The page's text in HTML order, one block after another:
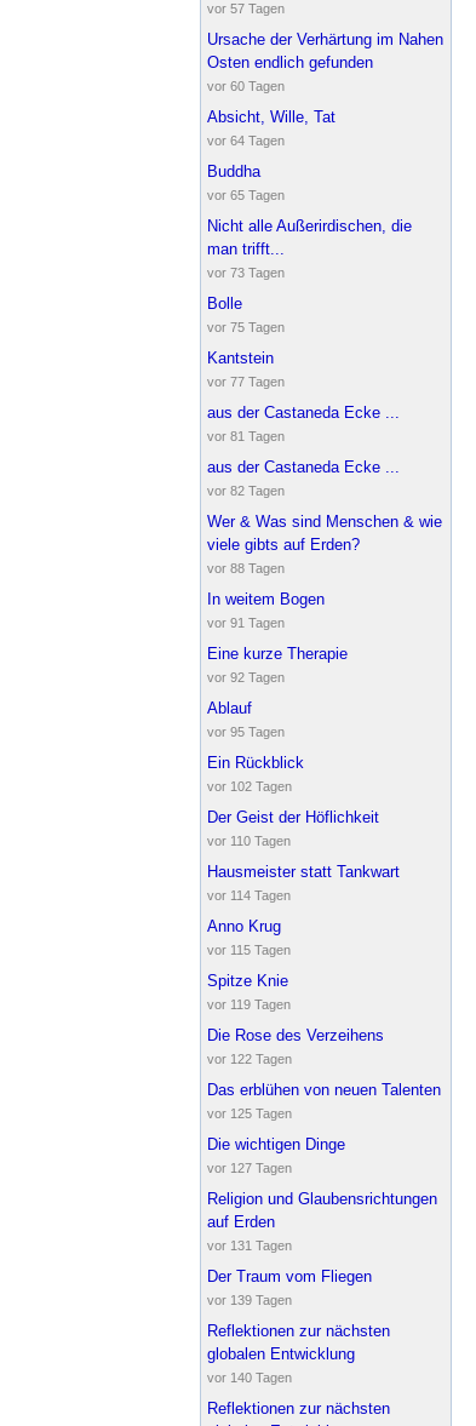
vor 57 Tagen
Ursache der Verhärtung im Nahen
Osten endlich gefunden
vor 60 Tagen
Absicht, Wille, Tat
vor 64 Tagen
Buddha
vor 65 Tagen
Nicht alle Außerirdischen, die
man trifft...
vor 73 Tagen
Bolle
vor 75 Tagen
Kantstein
vor 77 Tagen
aus der Castaneda Ecke ...
vor 81 Tagen
aus der Castaneda Ecke ...
vor 82 Tagen
Wer & Was sind Menschen & wie
viele gibts auf Erden?
vor 88 Tagen
In weitem Bogen
vor 91 Tagen
Eine kurze Therapie
vor 92 Tagen
Ablauf
vor 95 Tagen
Ein Rückblick
vor 102 Tagen
Der Geist der Höflichkeit
vor 110 Tagen
Hausmeister statt Tankwart
vor 114 Tagen
Anno Krug
vor 115 Tagen
Spitze Knie
vor 119 Tagen
Die Rose des Verzeihens
vor 122 Tagen
Das erblühen von neuen Talenten
vor 125 Tagen
Die wichtigen Dinge
vor 127 Tagen
Religion und Glaubensrichtungen
auf Erden
vor 131 Tagen
Der Traum vom Fliegen
vor 139 Tagen
Reflektionen zur nächsten
globalen Entwicklung
vor 140 Tagen
Reflektionen zur nächsten